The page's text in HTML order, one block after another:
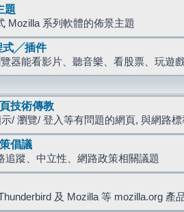
題
Mozilla 系列軟體的佈景主題
式╱插件
器能看影片、聽音樂、看股票、玩遊
技術傳教
/ 瀏覽/ 登入等有問題的網頁, 與網路
倡議
追蹤、中立性、網路政策相關議題
及 Mozilla 等 mozilla.org 產